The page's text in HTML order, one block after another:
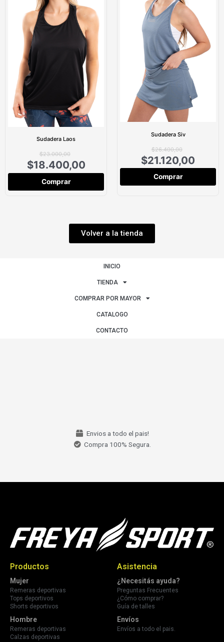
Sudadera Laos
$23.000,00
$18.400,00
Comprar
Sudadera Siv
$26.400,00
$21.120,00
Comprar
Volver a la tienda
INICIO
TIENDA
COMPRAR POR MAYOR
CATALOGO
CONTACTO
Envios a todo el pais!
Compra 100% Segura.
Productos
Mujer
Remeras deportivas
Tops deportivos
Shorts deportivos
Hombre
Remeras deportivas
Calzas deportivas
Asistencia
¿Necesitás ayuda?
Preguntas Frecuentes
¿Cómo comprar?
Guía de talles
Envíos
Envíos a todo el pais.